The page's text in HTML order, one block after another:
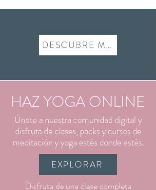
DESCUBRE MÁS
​HAZ YOGA ONLINE
​Únete a nuestra comunidad digital y
disfruta de clases, packs y cursos de
meditación y yoga estés donde estés.
EXPLORAR
​Disfruta de una clase completa